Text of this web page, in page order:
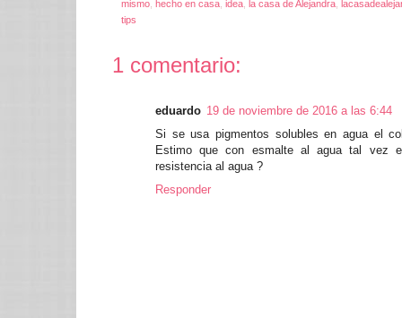
mismo hecho en casa idea la casa de Alejandra
tips
1 comentario:
eduardo 19 de noviembre de 2016 a las 6:44
Si se usa pigmentos solubles en agua el
Estimo que con esmalte al agua tal vez
resistencia al agua ?
Responder